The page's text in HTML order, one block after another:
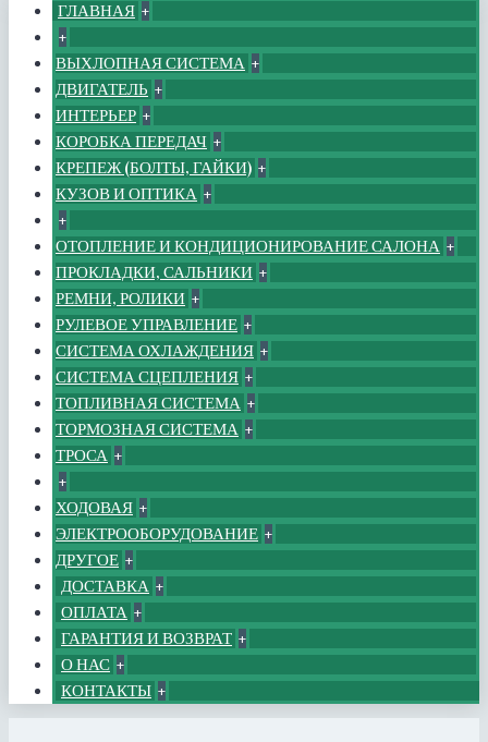
ГЛАВНАЯ +
+
ВЫХЛОПНАЯ СИСТЕМА +
ДВИГАТЕЛЬ +
ИНТЕРЬЕР +
КОРОБКА ПЕРЕДАЧ +
КРЕПЕЖ (БОЛТЫ, ГАЙКИ) +
КУЗОВ И ОПТИКА +
+
ОТОПЛЕНИЕ И КОНДИЦИОНИРОВАНИЕ САЛОНА +
ПРОКЛАДКИ, САЛЬНИКИ +
РЕМНИ, РОЛИКИ +
РУЛЕВОЕ УПРАВЛЕНИЕ +
СИСТЕМА ОХЛАЖДЕНИЯ +
СИСТЕМА СЦЕПЛЕНИЯ +
ТОПЛИВНАЯ СИСТЕМА +
ТОРМОЗНАЯ СИСТЕМА +
ТРОСА +
+
ХОДОВАЯ +
ЭЛЕКТРООБОРУДОВАНИЕ +
ДРУГОЕ +
ДОСТАВКА +
ОПЛАТА +
ГАРАНТИЯ И ВОЗВРАТ +
О НАС +
КОНТАКТЫ +